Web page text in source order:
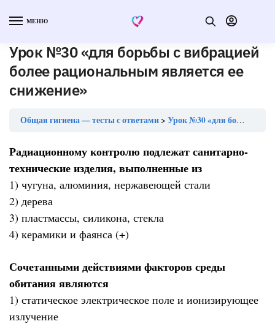
МЕНЮ
Урок №30 «для борьбы с вибрацией
более рациональным является ее
снижение»
Общая гигиена — тесты с ответами Урок №30 «для борьбы с вибрацией более рациональным является ее снижение»
Радиационному контролю подлежат санитарно-
технические изделия, выполненные из
1) чугуна, алюминия, нержавеющей стали
2) дерева
3) пластмассы, силикона, стекла
4) керамики и фаянса (+)
Сочетанными действиями факторов среды
обитания являются
1) статическое электрическое поле и ионизирующее
излучение